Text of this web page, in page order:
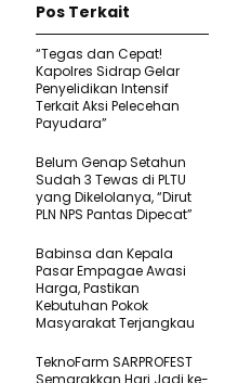
Pos Terkait
“Tegas dan Cepat!
Kapolres Sidrap Gelar
Penyelidikan Intensif
Terkait Aksi Pelecehan
Payudara”
Belum Genap Setahun
Sudah 3 Tewas di PLTU
yang Dikelolanya, “Dirut
PLN NPS Pantas Dipecat”
Babinsa dan Kepala
Pasar Empagae Awasi
Harga, Pastikan
Kebutuhan Pokok
Masyarakat Terjangkau
TeknoFarm SARPROFEST
Semarakkan Hari Jadi ke-